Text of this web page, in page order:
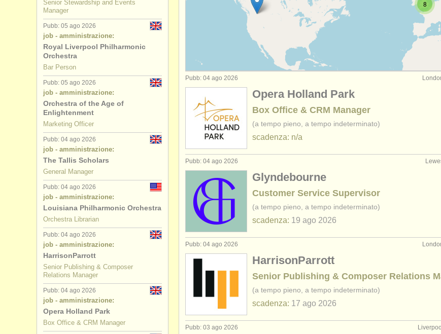
jobs - amministrazione: dip. artistico e della produzione
jobs - amministrazione: amministrazione accademica
jobs - amministrazione: comunitá/educazione
jobs - amministrazione: bibliotecario/
jobs - amministrazione: board member (1)
8
Pubb: 04 ago 2026
Opera Holland Park
Box Office & CRM Manager
(a tempo pieno, a tempo indeterminato)
scadenza: n/a
Pubb: 04 ago 2026
Glyndebourne
Customer Service Supervisor
(a tempo pieno, a tempo indeterminato)
scadenza: 19 ago 2026
Pubb: 04 ago 2026
HarrisonParrott
Senior Publishing & Composer Relations
(a tempo pieno, a tempo indeterminato)
scadenza: 17 ago 2026
Pubb: 03 ago 2026
Senior Stewardship and Events
Manager
Pubb: 05 ago 2026
job - amministrazione:
Royal Liverpool Philharmonic
Orchestra
Bar Person
Pubb: 05 ago 2026
job - amministrazione:
Orchestra of the Age of
Enlightenment
Marketing Officer
Pubb: 04 ago 2026
job - amministrazione:
The Tallis Scholars
General Manager
Pubb: 04 ago 2026
job - amministrazione:
Louisiana Philharmonic Orchestra
Orchestra Librarian
Pubb: 04 ago 2026
job - amministrazione:
HarrisonParrott
Senior Publishing & Composer
Relations Manager
Pubb: 04 ago 2026
job - amministrazione:
Opera Holland Park
Box Office & CRM Manager